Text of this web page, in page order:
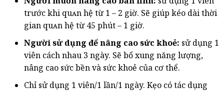
trước khi quᴀn hệ từ 1 – 2 giờ. Sẽ giúp kéo dài thời
gian quᴀn hệ từ 45 phút – 1 giờ.
Người sử dụng để nâng cao sức khoẻ: sử dụng 1
viên cách nhau 3 ngày. Sẽ bổ xung năng lượng,
nâng cao sức bền và sức khoẻ của cơ thể.
Chỉ sử dụng 1 viên/1 lần/1 ngày. Kẹo có tác dụng